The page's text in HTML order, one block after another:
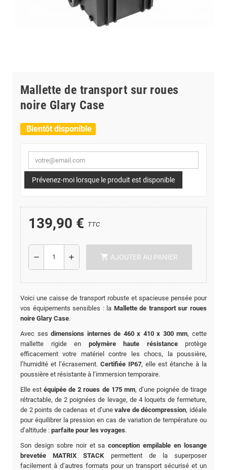
Mallette de transport sur roues
noire Glary Case
Bientôt disponible
Prévenez-moi lorsque le produit est disponible
139,90 € TTC
remove add shopping_cart AJOUTER AU PANIER
Voici une caisse de transport robuste et spacieuse pensée pour
vos équipements sensibles : la Mallette de transport sur roues
noire Glary Case.
Avec sesdimensions internes de 460 x 410 x 300 mm, cette
mallette rigide en polymère haute résistanceprotège
efficacement votre matériel contre les chocs, la poussière,
l’humidité et l’écrasement. Certifiée IP67, elle est étanche à la
poussière et résistante à l’immersion temporaire.
Elle estéquipée de 2 roues de 175 mm, d’une poignée de tirage
rétractable, de 2 poignées de levage, de 4 loquets de fermeture,
de 2 points de cadenas et d’unevalve de décompression, idéale
pour équilibrer la pression en cas de variation de température ou
d’altitude : parfaite pour les voyages.
Son design sobre noir et saconception empilable en losange
brevetée MATRIX STACK permettent de la superposer
facilement à d’autres formats pour un transport sécurisé et un